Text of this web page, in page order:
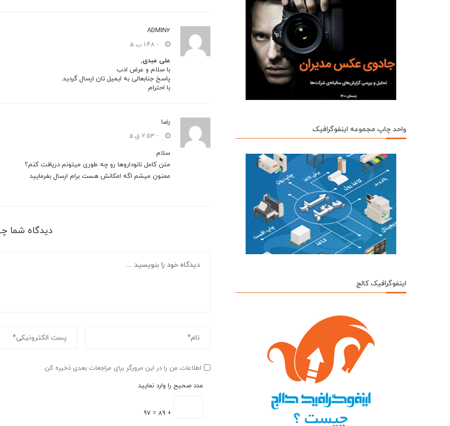
ADMIN2
- 1:48 ب.ظ
علی عبدی,
با سلام و عرض ادب
پاسخ جنابعالی به ایمیل تان ارسال گردید.
با احترام
رضا
- 2:53 ق.ظ
سلام
متن کامل نانوداروها رو چه طوری میتونم دریافت کنم؟
ممنون میشم اگه امکانش هست برام ارسال بفرمایید
دیدگاه شما
اطلاعات من را در این مرورگر برای مراجعات بعدی ذخیره کن.
عدد صحیح را وارد نمایید
+ 89 = 97
واحد چاپ مجموعه اینفوگرافیک
اینفوگرافیک کالج